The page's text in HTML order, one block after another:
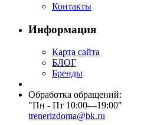
Контакты
Информация
Карта сайта
БЛОГ
Бренды
Обработка обращений:
"Пн - Пт 10:00—19:00"
trenerizdoma@bk.ru